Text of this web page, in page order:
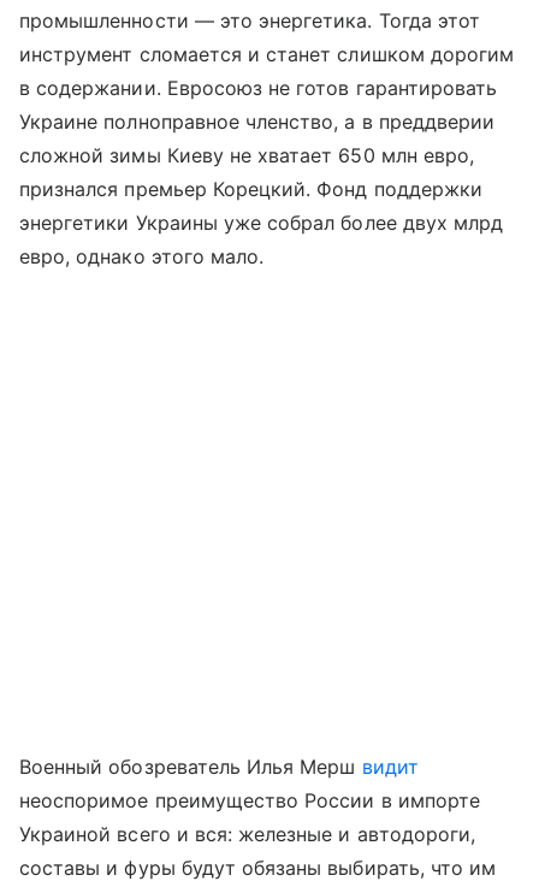
промышленности — это энергетика. Тогда этот
инструмент сломается и станет слишком дорогим
в содержании. Евросоюз не готов гарантировать
Украине полноправное членство, а в преддверии
сложной зимы Киеву не хватает 650 млн евро,
признался премьер Корецкий. Фонд поддержки
энергетики Украины уже собрал более двух млрд
евро, однако этого мало.
Военный обозреватель Илья Мерш видит
неоспоримое преимущество России в импорте
Украиной всего и вся: железные и автодороги,
составы и фуры будут обязаны выбирать, что им